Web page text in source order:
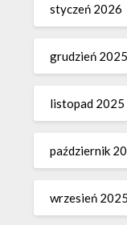
styczeń 2026
grudzień 2025
listopad 2025
październik
wrzesień 2025